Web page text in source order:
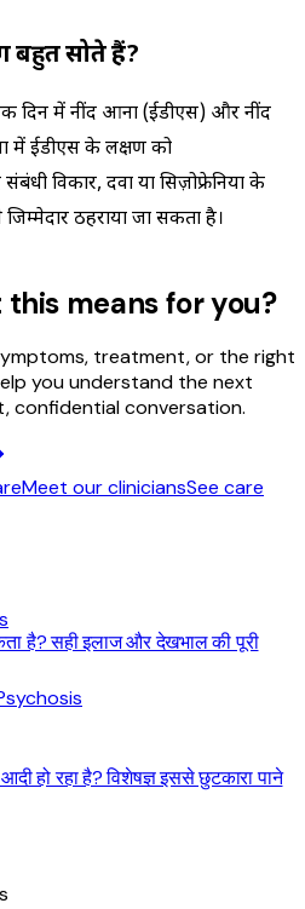
बहुत सोते हैं?
दिन में नींद आना (ईडीएस) और नींद
में ईडीएस के लक्षण को
विकार, दवा या सिज़ोफ्रेनिया के
ठहराया जा सकता है।
means for you?
treatment, or the right
you understand the next
confidential conversation.
Meet our cliniciansSee care
है? सही इलाज और देखभाल की पूरी
हो रहा है? विशेषज्ञ इससे छुटकारा पाने